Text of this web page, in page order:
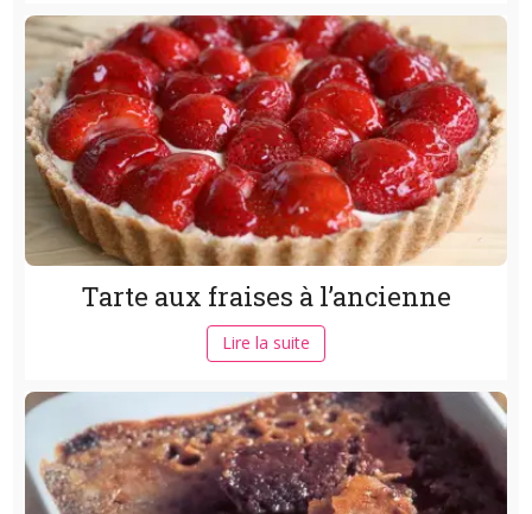
Tarte aux fraises à l’ancienne
Lire la suite